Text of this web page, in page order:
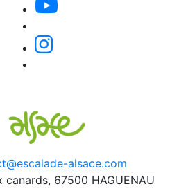
alsace.com
canards, 67500 HAGUENAU